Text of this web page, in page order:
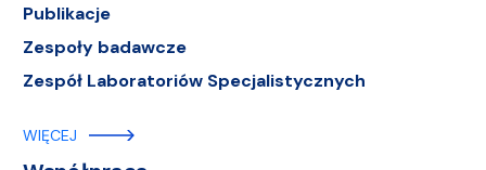
Publikacje
Zespoły badawcze
Zespół Laboratoriów Specjalistycznych
WIĘCEJ